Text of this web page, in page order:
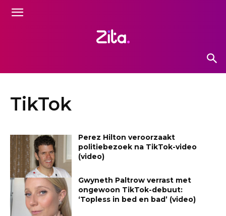
TikTok
Perez Hilton veroorzaakt
politiebezoek na TikTok-video
(video)
Gwyneth Paltrow verrast met
ongewoon TikTok-debuut:
‘Topless in bed en bad’ (video)